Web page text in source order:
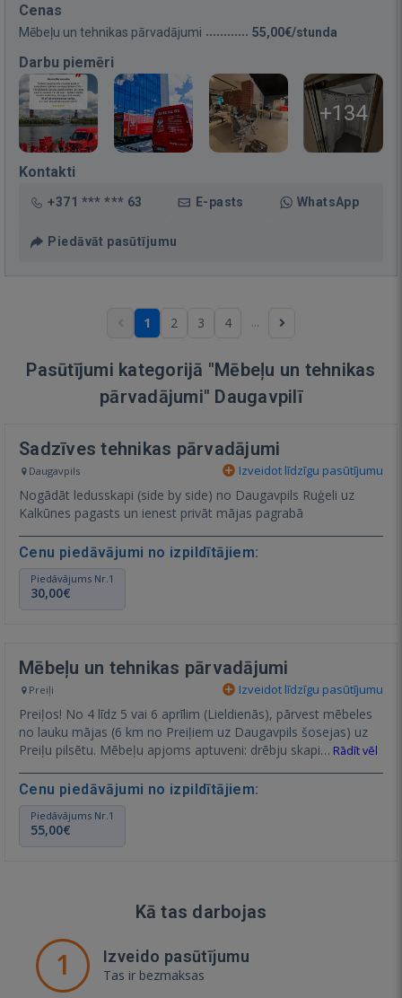
Cenas
Mēbeļu un tehnikas pārvadājumi 55,00€/stunda
Darbu piemēri
+134
Kontakti
+371 *** *** 63 E-pasts WhatsApp
Piedāvāt pasūtījumu
1 2 3 4 ...
Pasūtījumi kategorijā "Mēbeļu un tehnikas
pārvadājumi" Daugavpilī
Sadzīves tehnikas pārvadājumi
Daugavpils Izveidot līdzīgu pasūtījumu
Nogādāt ledusskapi (side by side) no Daugavpils Ruģeli uz
Kalkūnes pagasts un ienest privāt mājas pagrabā
Cenu piedāvājumi no izpildītājiem:
Piedāvājums Nr.1
30,00€
Mēbeļu un tehnikas pārvadājumi
Preiļi Izveidot līdzīgu pasūtījumu
Preiļos! No 4 līdz 5 vai 6 aprīlim (Lieldienās), pārvest mēbeles
no lauku mājas (6 km no Preiļiem uz Daugavpils šosejas) uz
Preiļu pilsētu. Mēbeļu apjoms aptuveni: drēbju skapi… Rādīt vēl
Cenu piedāvājumi no izpildītājiem:
Piedāvājums Nr.1
55,00€
Kā tas darbojas
1 Izveido pasūtījumu
Tas ir bezmaksas